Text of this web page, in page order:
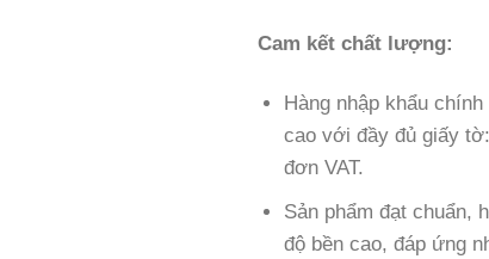
Cam kết chất lượng:
Hàng nhập khẩu
cao với đầy đủ giấy
đơn VAT.
Sản phẩm đạt chuẩn,
độ bền cao, đáp ứng